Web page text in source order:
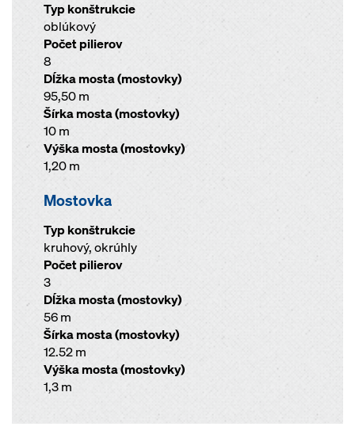
Typ konštrukcie
oblúkový
Počet pilierov
8
Dĺžka mosta (mostovky)
95,50 m
Šírka mosta (mostovky)
10 m
Výška mosta (mostovky)
1,20 m
Mostovka
Typ konštrukcie
kruhový, okrúhly
Počet pilierov
3
Dĺžka mosta (mostovky)
56 m
Šírka mosta (mostovky)
12.52 m
Výška mosta (mostovky)
1,3 m